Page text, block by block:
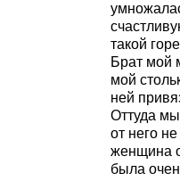
такой
Брат мой
мой
ней
Оттуда
от него
женщина
была